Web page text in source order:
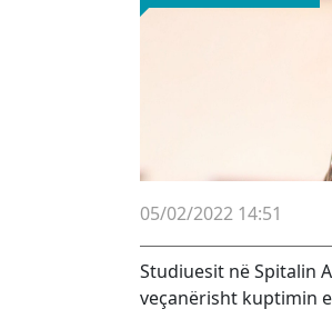
05/02/2022 14:51
Studiuesit në Spitalin
veçanërisht kuptimin